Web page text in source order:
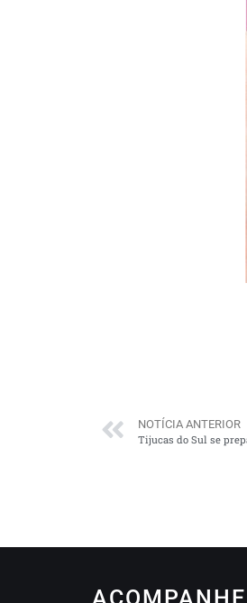
NOTÍCIA ANTERIOR
Tijucas do Sul se